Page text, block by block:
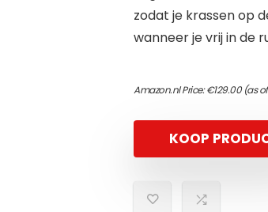
zodat je krassen op
wanneer je vrij in de
Amazon.nl Price:€129.00(as of
KOOP